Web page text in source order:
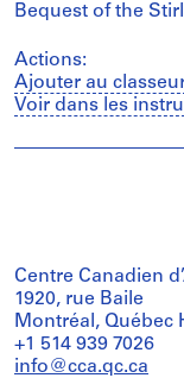
Bequest of the
Actions:
Ajouter au
Voir dans les
Centre Canadien
1920, rue Baile
Montréal, Québec
+1 514 939 7026
info@cca.qc.ca